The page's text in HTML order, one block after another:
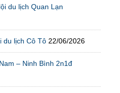
du lịch Quan Lạn
du lịch Cô Tô 22/06/2026
– Ninh Bình 2n1đ